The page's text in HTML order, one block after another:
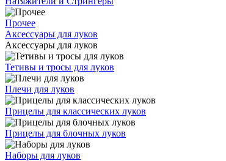
Прочее
Аксессуары для луков
Аксессуары для луков
Тетивы и тросы для луков
Плечи для луков
Прицелы для классических луков
Прицелы для блочных луков
Наборы для луков